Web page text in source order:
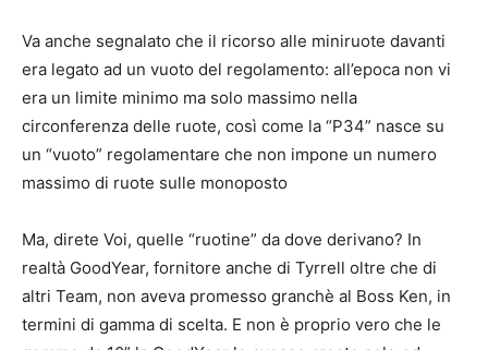
Va anche segnalato che il ricorso alle miniruote davanti
era legato ad un vuoto del regolamento: all’epoca non vi
era un limite minimo ma solo massimo nella
circonferenza delle ruote, così come la “P34” nasce su
un “vuoto” regolamentare che non impone un numero
massimo di ruote sulle monoposto
Ma, direte Voi, quelle “ruotine” da dove derivano? In
realtà GoodYear, fornitore anche di Tyrrell oltre che di
altri Team, non aveva promesso granchè al Boss Ken, in
termini di gamma di scelta. E non è proprio vero che le